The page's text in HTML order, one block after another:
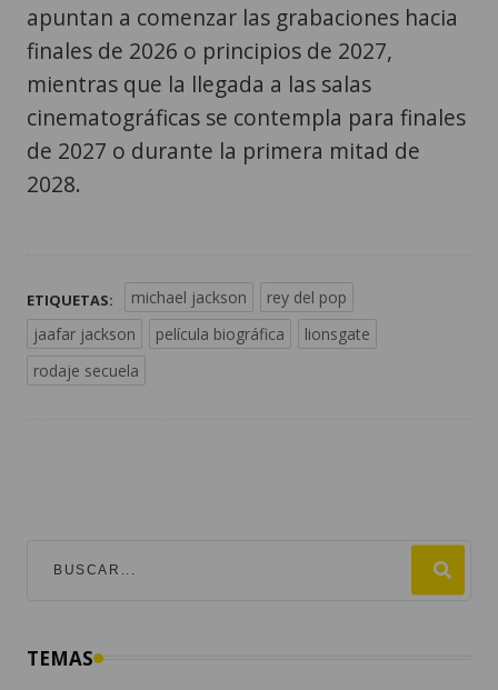
apuntan a comenzar las grabaciones hacia
finales de 2026 o principios de 2027,
mientras que la llegada a las salas
cinematográficas se contempla para finales
de 2027 o durante la primera mitad de
2028.
ETIQUETAS: michael jackson
rey del pop
jaafar jackson
película biográfica
lionsgate
rodaje secuela
TEMAS